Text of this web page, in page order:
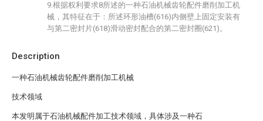
Description
一种石油机械齿轮配件磨削加工机械
技术领域
本发明属于石油机械配件加工技术领域，具体涉及一种石
9.根据权利要求8所述的一种石油机械齿轮配件磨削加工机
械，其特征在于：所述环形油槽(616)内侧壁上固定安装有
与第二密封片(618)滑动密封配合的第二密封圈(621)。